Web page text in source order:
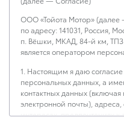
ООО «Тойота Мотор»
по адресу: 141031, Россия,
п. Вёшки, МКАД, 84-й км, ТПЗ
является оператором
1. Настоящим я даю
персональных данных, а
контактных данных
электронной почты), адреса,
интересах, предпочтениях